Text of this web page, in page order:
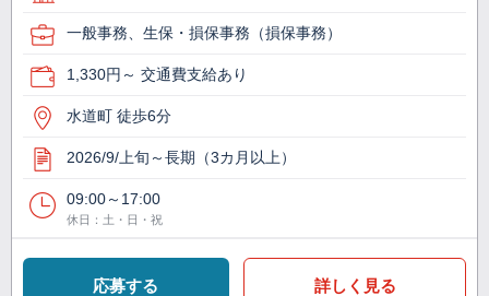
一般事務、生保・損保事務（損保事務）
1,330円～ 交通費支給あり
水道町 徒歩6分
2026/9/上旬～長期（3カ月以上）
09:00～17:00
休日：土・日・祝
応募する 詳しく見る